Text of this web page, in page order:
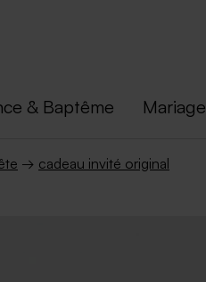
& Baptême Mariage
→ cadeau invité original